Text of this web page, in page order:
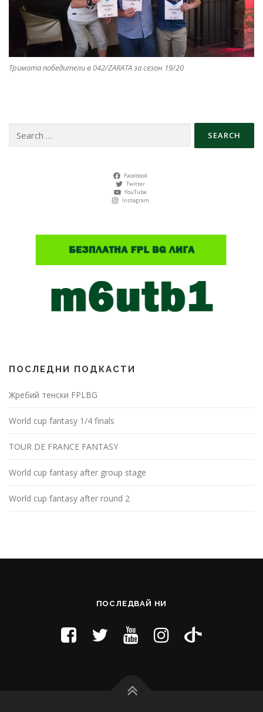
Тримата победители в 042/ZARATA за сезон 19/20
for:
Facebook
Twitter
YouTube
Instagram
ПОСЛЕДНИ ПОДКАСТИ
Жребий тенски FPLBG
World cup fantasy 1/4 finals
TOUR DE FRANCE FANTASY
World cup fantasy after group stage
World cup fantasy after round 2
ПОСЛЕДВАЙ НИ